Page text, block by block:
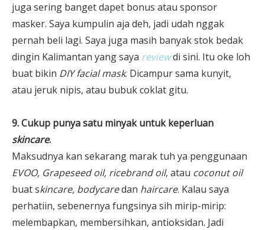
juga sering banget dapet bonus atau sponsor
masker. Saya kumpulin aja deh, jadi udah nggak
pernah beli lagi. Saya juga masih banyak stok bedak
dingin Kalimantan yang saya reviewdi sini. Itu oke loh
buat bikin DIY facial mask. Dicampur sama kunyit,
atau jeruk nipis, atau bubuk coklat gitu.
9. Cukup punya satu minyak untuk keperluan
skincare.
Maksudnya kan sekarang marak tuh ya penggunaan
EVOO, Grapeseed oil, ricebrand oil, atau coconut oil
buat skincare, bodycaredan haircare. Kalau saya
perhatiin, sebenernya fungsinya sih mirip-mirip:
melembapkan, membersihkan, antioksidan. Jadi